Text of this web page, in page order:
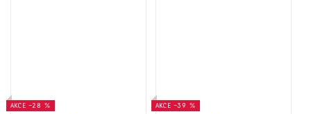
AKCE –28 % AKCE –39 %